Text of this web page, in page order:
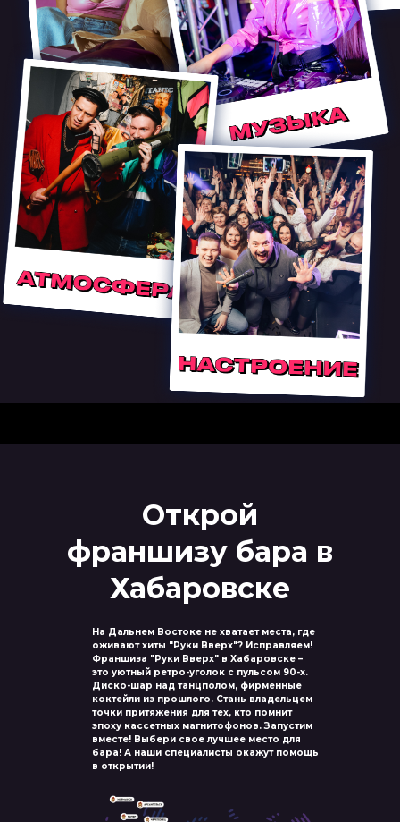
Открой
франшизу бара в
Хабаровске
На Дальнем Востоке не хватает места, где
оживают хиты "Руки Вверх"? Исправляем!
Франшиза "Руки Вверх" в Хабаровске –
это уютный ретро-уголок с пульсом 90-х.
Диско-шар над танцполом, фирменные
коктейли из прошлого. Стань владельцем
точки притяжения для тех, кто помнит
эпоху кассетных магнитофонов. Запустим
вместе! Выбери свое лучшее место для
бара! А наши специалисты окажут помощь
в открытии!